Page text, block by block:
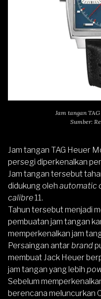
Jam tangan
Sumber:
Jam tangan TAG Heuer
persegi diperkenalkan
Jam tangan tersebut
didukung oleh automatic
calibre11.
Tahun tersebut menjadi
pembuatan jam tangan
memperkenalkan jam
Persaingan antar brand
membuat Jack Heuer
jam tangan yang lebih
Sebelum
berencana meluncurkan